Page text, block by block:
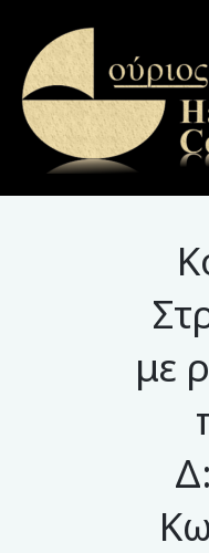
με